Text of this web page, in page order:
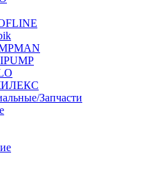
Запчасти